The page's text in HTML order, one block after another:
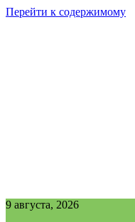
Перейти к содержимому
9 августа, 2026